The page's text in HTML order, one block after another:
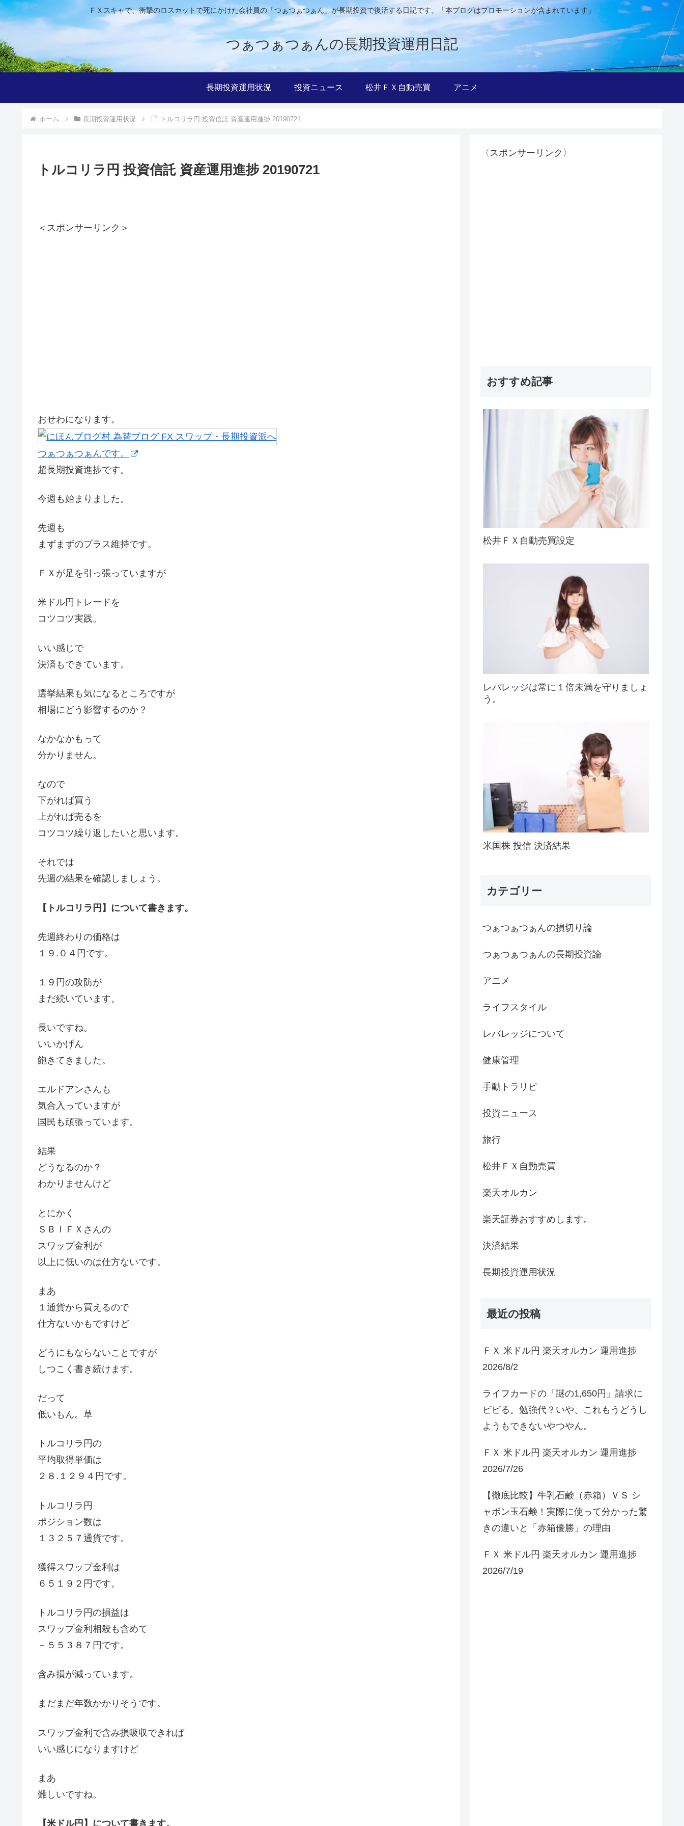
ＦＸスキャで、衝撃のロスカットで死にかけた会社員の「つぁつぁつぁん」が長期投資で復活する日記です。「本ブログはプロモーションが含まれています」
つぁつぁつぁんの長期投資運用日記
長期投資運用状況 投資ニュース 松井ＦＸ自動売買 アニメ
ホーム 長期投資運用状況 トルコリラ円 投資信託 資産運用進捗 20190721
トルコリラ円 投資信託 資産運用進捗 20190721
＜スポンサーリンク＞
おせわになります。
つぁつぁつぁんです。
超長期投資進捗です。
今週も始まりました。
先週も
まずまずのプラス維持です。
ＦＸが足を引っ張っていますが
米ドル円トレードを
コツコツ実践。
いい感じで
決済もできています。
選挙結果も気になるところですが
相場にどう影響するのか？
なかなかもって
分かりません。
なので
下がれば買う
上がれば売るを
コツコツ繰り返したいと思います。
それでは
先週の結果を確認しましょう。
【トルコリラ円】について書きます。
先週終わりの価格は
１９.０４円です。
１９円の攻防が
まだ続いています。
長いですね。
いいかげん
飽きてきました。
エルドアンさんも
気合入っていますが
国民も頑張っています。
結果
どうなるのか？
わかりませんけど
とにかく
ＳＢＩＦＸさんの
スワップ金利が
以上に低いのは仕方ないです。
まあ
１通貨から買えるので
仕方ないかもですけど
どうにもならないことですが
しつこく書き続けます。
だって
低いもん。草
トルコリラ円の
平均取得単価は
２８.１２９４円です。
トルコリラ円
ポジション数は
１３２５７通貨です。
獲得スワップ金利は
６５１９２円です。
トルコリラ円の損益は
スワップ金利相殺も含めて
－５５３８７円です。
含み損が減っています。
まだまだ年数かかりそうです。
スワップ金利で含み損吸収できれば
いい感じになりますけど
まあ
難しいですね。
【米ドル円】について書きます。
〈スポンサーリンク〉
おすすめ記事
松井ＦＸ自動売買設定
レバレッジは常に１倍未満を守りましょ
う。
米国株 投信 決済結果
カテゴリー
つぁつぁつぁんの損切り論
つぁつぁつぁんの長期投資論
アニメ
ライフスタイル
レバレッジについて
健康管理
手動トラリピ
投資ニュース
旅行
松井ＦＸ自動売買
楽天オルカン
楽天証券おすすめします。
決済結果
長期投資運用状況
最近の投稿
ＦＸ 米ドル円 楽天オルカン 運用進捗
2026/8/2
ライフカードの「謎の1,650円」請求に
ビビる。勉強代？いや、これもうどうし
ようもできないやつやん。
ＦＸ 米ドル円 楽天オルカン 運用進捗
2026/7/26
【徹底比較】牛乳石鹸（赤箱）ＶＳ シ
ャボン玉石鹸！実際に使って分かった驚
きの違いと「赤箱優勝」の理由
ＦＸ 米ドル円 楽天オルカン 運用進捗
2026/7/19